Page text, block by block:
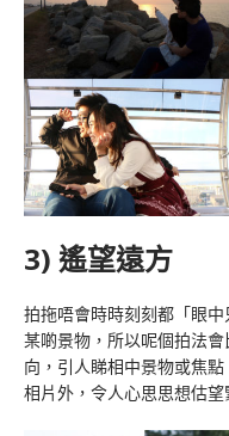
3) 遙望遠方
拍拖唔會時時刻刻都「眼
某啲景物，所以呢個拍法
向，引人睇相中景物或焦
相片外，令人心思思想估